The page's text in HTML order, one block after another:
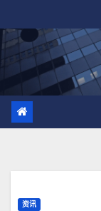
至
资讯